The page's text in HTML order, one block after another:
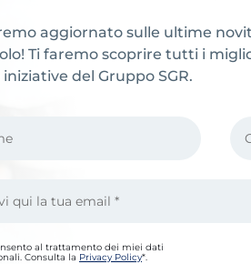
aggiornato sulle ultime
Ti faremo scoprire tutti i
del Gruppo SGR.
al trattamento dei miei dati
Consulta la Privacy Policy*.